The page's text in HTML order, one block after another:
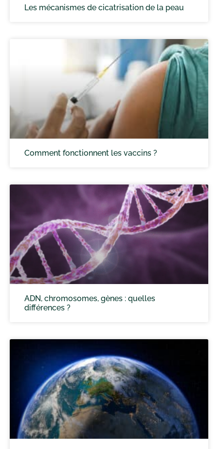
Les mécanismes de cicatrisation de la peau
Comment fonctionnent les vaccins ?
ADN, chromosomes, gènes : quelles
différences ?